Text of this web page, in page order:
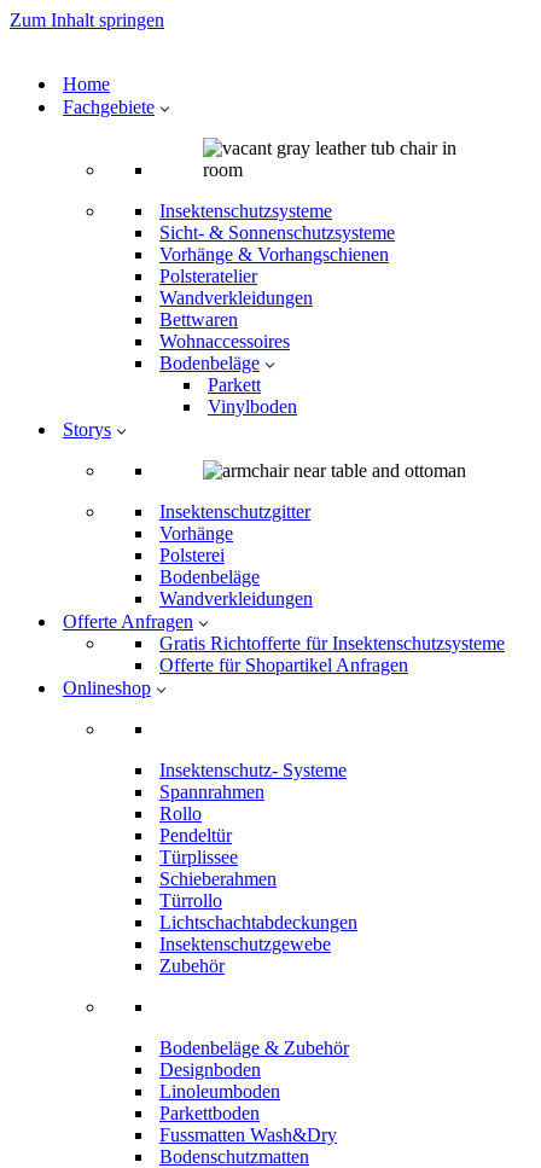
Zum Inhalt springen
Home
Fachgebiete
Insektenschutzsysteme
Sicht- & Sonnenschutzsysteme
Vorhänge & Vorhangschienen
Polsteratelier
Wandverkleidungen
Bettwaren
Wohnaccessoires
Bodenbeläge
Parkett
Vinylboden
Storys
Insektenschutzgitter
Vorhänge
Polsterei
Bodenbeläge
Wandverkleidungen
Offerte Anfragen
Gratis Richtofferte für Insektenschutzsysteme
Offerte für Shopartikel Anfragen
Onlineshop
Insektenschutz- Systeme
Spannrahmen
Rollo
Pendeltür
Türplissee
Schieberahmen
Türrollo
Lichtschachtabdeckungen
Insektenschutzgewebe
Zubehör
Bodenbeläge & Zubehör
Designboden
Linoleumboden
Parkettboden
Fussmatten Wash&Dry
Bodenschutzmatten